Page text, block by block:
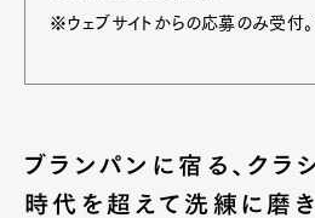
※ウェブサイトからの応募のみ受付
ブランパンに宿る、クラ
時代を超えて洗練に磨